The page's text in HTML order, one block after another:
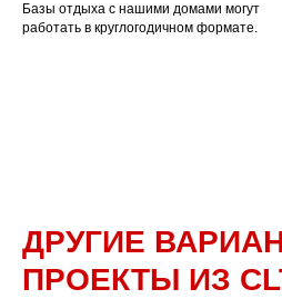
Базы отдыха с нашими домами могут
работать в круглогодичном формате.
ДРУГИЕ
ПРОЕКТЫ ИЗ